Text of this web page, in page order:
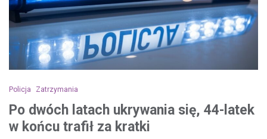
Policja Zatrzymania
Po dwóch latach ukrywania się, 44-latek
w końcu trafił za kratki